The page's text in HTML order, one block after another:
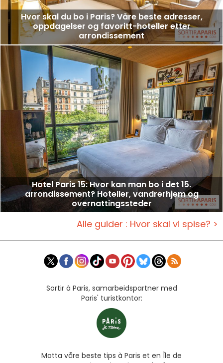
Hvor skal du bo i Paris? Våre beste adresser,
oppdagelser og favoritt-hoteller etter
arrondissement
Hotel Paris 15: Hvor kan man bo i det 15.
arrondissement? Hoteller, vandrerhjem og
overnattingssteder
Alle guider : Hvor skal vi spise? >
Sortir à Paris, samarbeidspartner med
Paris' turistkontor:
Motta våre beste tips à Paris et en Île de